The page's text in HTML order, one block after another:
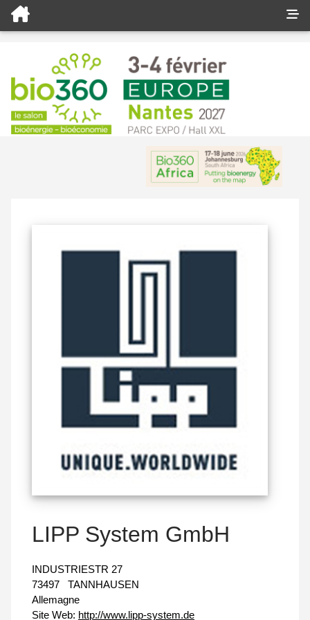
LIPP System GmbH
INDUSTRIESTR 27
73497
TANNHAUSEN
Allemagne
Site Web: http://www.lipp-system.de